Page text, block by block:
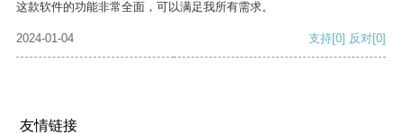
这款软件的功能非常全面，可以满足我所有需求。
2024-01-04 支持[0] 反对[0]
友情链接